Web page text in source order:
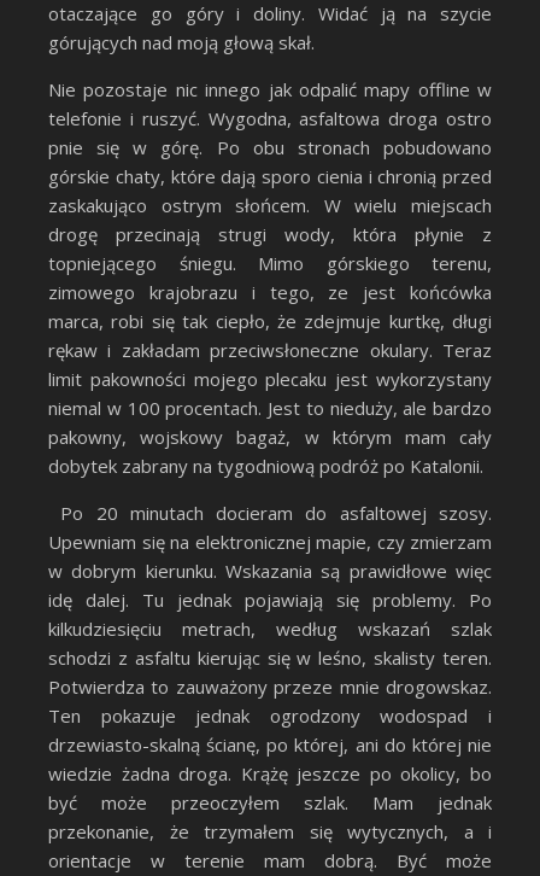
otaczające go góry i doliny. Widać ją na szycie
górujących nad moją głową skał.
Nie pozostaje nic innego jak odpalić mapy offline w
telefonie i ruszyć. Wygodna, asfaltowa droga ostro
pnie się w górę. Po obu stronach pobudowano
górskie chaty, które dają sporo cienia i chronią przed
zaskakująco ostrym słońcem. W wielu miejscach
drogę przecinają strugi wody, która płynie z
topniejącego śniegu. Mimo górskiego terenu,
zimowego krajobrazu i tego, ze jest końcówka
marca, robi się tak ciepło, że zdejmuje kurtkę, długi
rękaw i zakładam przeciwsłoneczne okulary. Teraz
limit pakowności mojego plecaku jest wykorzystany
niemal w 100 procentach. Jest to nieduży, ale bardzo
pakowny, wojskowy bagaż, w którym mam cały
dobytek zabrany na tygodniową podróż po Katalonii.
Po 20 minutach docieram do asfaltowej szosy.
Upewniam się na elektronicznej mapie, czy zmierzam
w dobrym kierunku. Wskazania są prawidłowe więc
idę dalej. Tu jednak pojawiają się problemy. Po
kilkudziesięciu metrach, według wskazań szlak
schodzi z asfaltu kierując się w leśno, skalisty teren.
Potwierdza to zauważony przeze mnie drogowskaz.
Ten pokazuje jednak ogrodzony wodospad i
drzewiasto-skalną ścianę, po której, ani do której nie
wiedzie żadna droga. Krążę jeszcze po okolicy, bo
być może przeoczyłem szlak. Mam jednak
przekonanie, że trzymałem się wytycznych, a i
orientacje w terenie mam dobrą. Być może